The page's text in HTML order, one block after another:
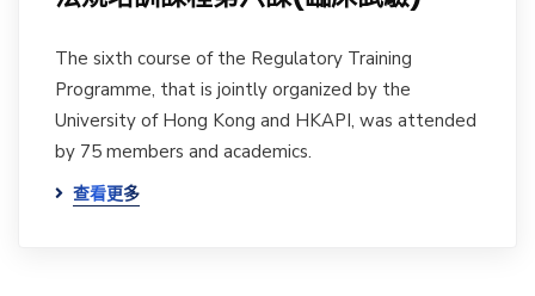
The sixth course of the Regulatory Training
Programme, that is jointly organized by the
University of Hong Kong and HKAPI, was attended
by 75 members and academics.
查看更多